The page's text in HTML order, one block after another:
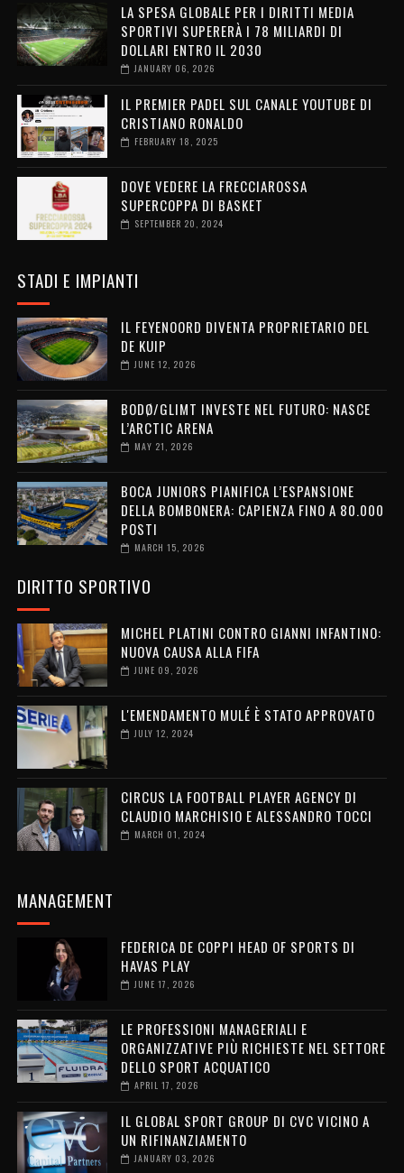
LA SPESA GLOBALE PER I DIRITTI MEDIA
SPORTIVI SUPERERÀ I 78 MILIARDI DI
DOLLARI ENTRO IL 2030
JANUARY 06, 2026
IL PREMIER PADEL SUL CANALE YOUTUBE DI
CRISTIANO RONALDO
FEBRUARY 18, 2025
DOVE VEDERE LA FRECCIAROSSA
SUPERCOPPA DI BASKET
SEPTEMBER 20, 2024
STADI E IMPIANTI
IL FEYENOORD DIVENTA PROPRIETARIO DEL
DE KUIP
JUNE 12, 2026
BODØ/GLIMT INVESTE NEL FUTURO: NASCE
L’ARCTIC ARENA
MAY 21, 2026
BOCA JUNIORS PIANIFICA L’ESPANSIONE
DELLA BOMBONERA: CAPIENZA FINO A 80.000
POSTI
MARCH 15, 2026
DIRITTO SPORTIVO
MICHEL PLATINI CONTRO GIANNI INFANTINO:
NUOVA CAUSA ALLA FIFA
JUNE 09, 2026
L'EMENDAMENTO MULÉ È STATO APPROVATO
JULY 12, 2024
CIRCUS LA FOOTBALL PLAYER AGENCY DI
CLAUDIO MARCHISIO E ALESSANDRO TOCCI
MARCH 01, 2024
MANAGEMENT
FEDERICA DE COPPI HEAD OF SPORTS DI
HAVAS PLAY
JUNE 17, 2026
LE PROFESSIONI MANAGERIALI E
ORGANIZZATIVE PIÙ RICHIESTE NEL SETTORE
DELLO SPORT ACQUATICO
APRIL 17, 2026
IL GLOBAL SPORT GROUP DI CVC VICINO A
UN RIFINANZIAMENTO
JANUARY 03, 2026